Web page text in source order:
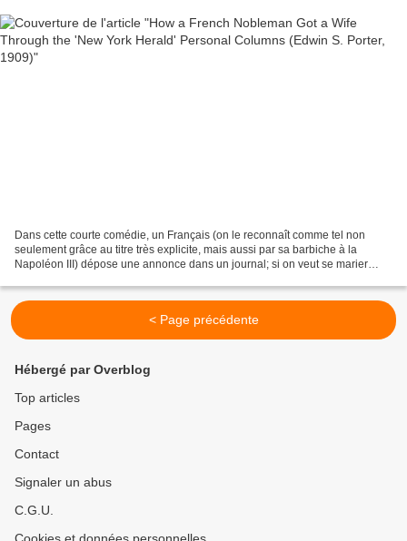
Dans cette courte comédie, un Français (on le reconnaît comme tel non
seulement grâce au titre très explicite, mais aussi par sa barbiche à la
Napoléon III) dépose une annonce dans un journal; si on veut se marier
< Page précédente
Hébergé par Overblog
Top articles
Pages
Contact
Signaler un abus
C.G.U.